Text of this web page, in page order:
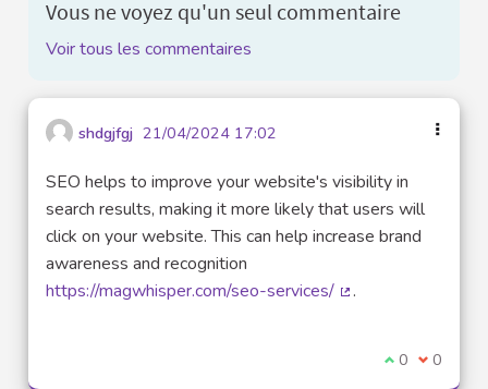
Vous ne voyez qu'un seul commentaire
Voir tous les commentaires
shdgjfgj 21/04/2024 17:02
SEO helps to improve your website's visibility in
search results, making it more likely that users will
click on your website. This can help increase brand
awareness and recognition
https://magwhisper.com/seo-services/
.
Je suis
0 Je ne
0